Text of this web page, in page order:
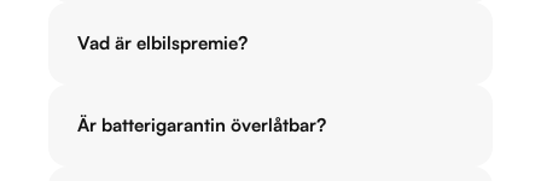
Vad är elbilspremie?
Är batterigarantin överlåtbar?